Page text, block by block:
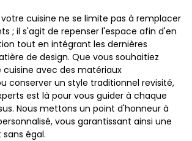
cuisine ne se limite pas à remplacer
; il s'agit de repenser l'espace afin d'en
tout en intégrant les dernières
de design. Que vous souhaitiez
avec des matériaux
conserver un style traditionnel revisité,
est là pour vous guider à chaque
Nous mettons un point d'honneur à
vous garantissant ainsi une
égal.